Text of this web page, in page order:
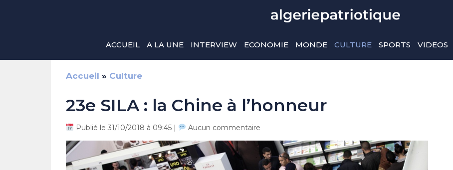
ACCUEIL A LA UNE INTERVIEW ECONOMIE MONDE CULTURE SPORTS VIDEOS
Accueil » Culture
23e SILA : la Chine à l’honneur
Publié le 31/10/2018 à 09:45 | Aucun commentaire